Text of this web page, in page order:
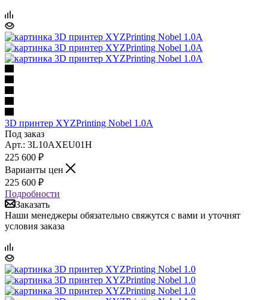
3D принтер XYZPrinting Nobel 1.0A
Под заказ
Арт.: 3L10AXEU01H
225 600 ₽
Варианты цен
225 600 ₽
Подробности
Заказать
Наши менеджеры обязательно свяжутся с вами и уточнят
условия заказа